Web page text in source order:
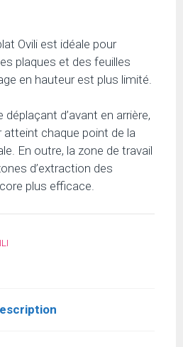
Ovili est idéale pour
plaques et des feuilles
en hauteur est plus limité.
d’avant en arrière,
atteint chaque point de la
En outre, la zone de travail
d’extraction des
plus efficace.